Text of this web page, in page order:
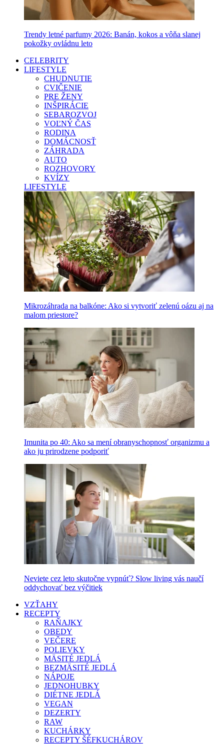
Trendy letné parfumy 2026: Banán, kokos a vôňa slanej
pokožky ovládnu leto
CELEBRITY
LIFESTYLE
CHUDNUTIE
CVIČENIE
PRE ŽENY
INŠPIRÁCIE
SEBAROZVOJ
VOĽNÝ ČAS
RODINA
DOMÁCNOSŤ
ZÁHRADA
AUTO
ROZHOVORY
KVÍZY
LIFESTYLE
Mikrozáhrada na balkóne: Ako si vytvoriť zelenú oázu aj na
malom priestore?
Imunita po 40: Ako sa mení obranyschopnosť organizmu a
ako ju prirodzene podporiť
Neviete cez leto skutočne vypnúť? Slow living vás naučí
oddychovať bez výčitiek
VZŤAHY
RECEPTY
RAŇAJKY
OBEDY
VEČERE
POLIEVKY
MÄSITÉ JEDLÁ
BEZMÄSITÉ JEDLÁ
NÁPOJE
JEDNOHUBKY
DIÉTNE JEDLÁ
VEGAN
DEZERTY
RAW
KUCHÁRKY
RECEPTY ŠÉFKUCHÁROV